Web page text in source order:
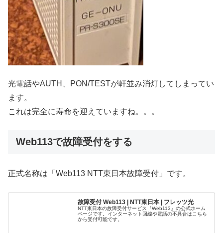
光電話やAUTH、PON/TESTが軒並み消灯してしまってい
ます。
これは完全に寿命を迎えていますね。。。
Web113で故障受付をする
正式名称は「Web113 NTT東日本故障受付」です。
故障受付 Web113 | NTT東日本 | フレッツ光
NTT東日本の故障受付サービス『Web113』の公式ホーム
ページです。インターネット回線や電話の不具合はこちら
から受付可能です。